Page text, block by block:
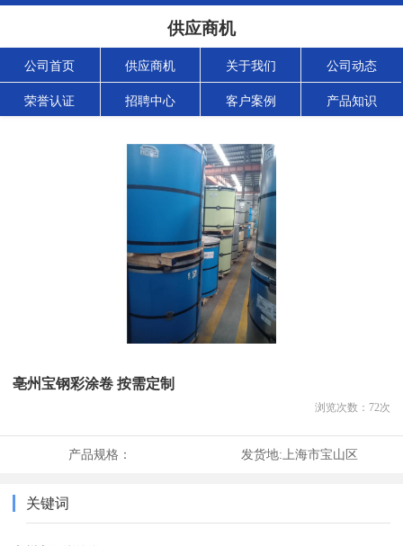
供应商机
公司首页 供应商机 关于我们 公司动态
荣誉认证 招聘中心 客户案例 产品知识
亳州宝钢彩涂卷 按需定制
浏览次数： 72次
产品规格： 发货地: 上海市宝山区
关键词